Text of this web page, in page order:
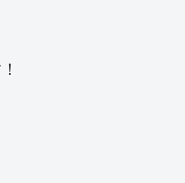
値段の変動も調べられ
変動を示す指標です